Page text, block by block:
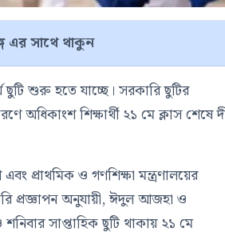
সাথে থাকুন
ছুটি শুরু হতে যাচ্ছে। সরকারি ছুটির
অধিকাংশ শিক্ষার্থী ২১ মে ক্লাস শেষে
এবং প্রাথমিক ও গণশিক্ষা মন্ত্রণালয়ের
প্রজ্ঞাপন অনুযায়ী, ঈদুল আজহা ও
সাপ্তাহিক ছুটি থাকায় ২১ মে